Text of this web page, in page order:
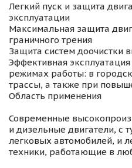
Легкий пуск и защита
эксплуатации
Максимальная защита
граничного трения
Защита систем доочистки
Эффективная
режимах работы: в
трассы, а также при
Область применения
Современные
и дизельные двигатели, с
легковых автомобилей, и
техники, работающие в